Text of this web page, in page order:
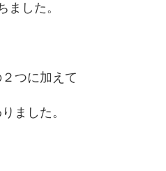
した。
つに加えて
ました。